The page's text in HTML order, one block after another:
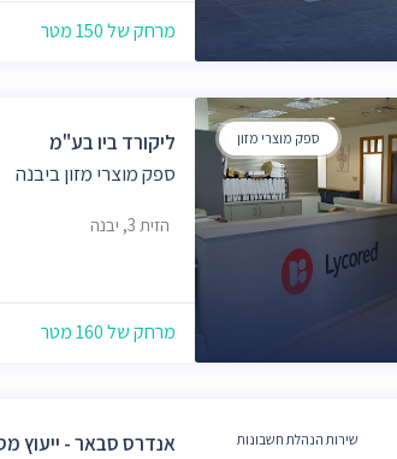
מרחק של 150 מטר
ספק מוצרי מזון
ליקורד ביו בע"מ
ספק מוצרי מזון ביבנה
הזית 3, יבנה
מרחק של 160 מטר
שירות הנהלת חשבונות
אנדרס סבאר - ייעוץ